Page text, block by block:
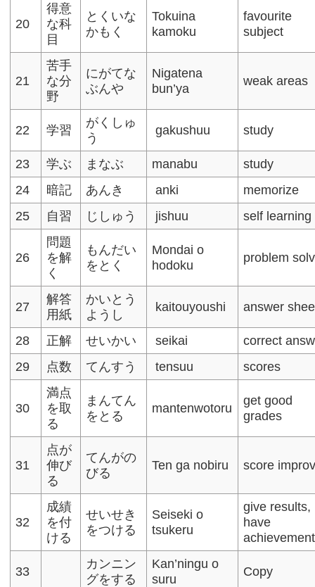
20
得意
な科
目
とくいな
かもく
Tokuina
kamoku
favourite
subject
21
苦手
な分
野
にがてな
ぶんや
Nigatena
bun’ya
weak areas
22 学習
がくしゅ
う
gakushuu study
23 学ぶ まなぶ manabu
study
24
暗記 あんき anki
memorize
25
自習 じしゅう jishuu self learning
26
問題
を解
く
もんだい
をとく
Mondai o
hodoku
problem
27
解答
用紙
かいとう
ようし
kaitouyoushi answer
28 正解 せいかい seikai
correct
29
点数 てんすう tensuu scores
30
満点
を取
る
まんてん
をとる
mantenwotoru
get good
grades
31
点が
伸び
る
てんがの
びる
Ten ga nobiru score
32
成績
を付
ける
せいせき
をつける
Seiseki o
tsukeru
give results,
have
33
カンニン
グをする
Kan’ningu o
suru
Copy